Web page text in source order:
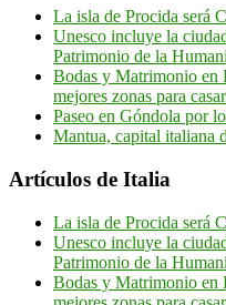
La isla de Procida será
Unesco incluye la
Patrimonio de la
Bodas y Matrimonio en
mejores zonas para
Paseo en Góndola por
Mantua, capital italiana
Artículos de Italia
La isla de Procida será
Unesco incluye la
Patrimonio de la
Bodas y Matrimonio en